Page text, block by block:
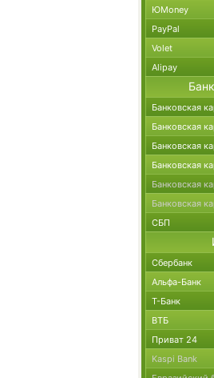
ЮMoney
PayPal
Volet
Alipay
Банковская
Банковская
Банковская
Банковская
Банковская
Банковская
СБП
Сбербанк
Альфа-Банк
Т-Банк
ВТБ
Приват 24
Kaspi Bank